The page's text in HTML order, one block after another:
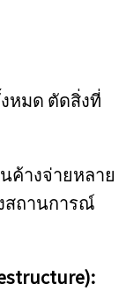
หมด ตัดสิ่งที่
ค้างจ่ายหลาย
สถานการณ์